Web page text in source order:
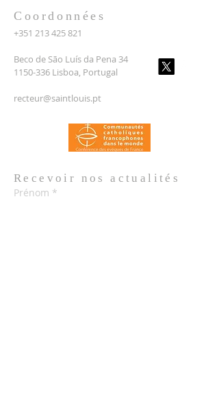
Coordonnées
+351 213 425 821
Beco de São Luís da Pena 34
1150-336 Lisboa, Portugal
recteur@saintlouis.pt
Recevoir nosactualités
Prénom *